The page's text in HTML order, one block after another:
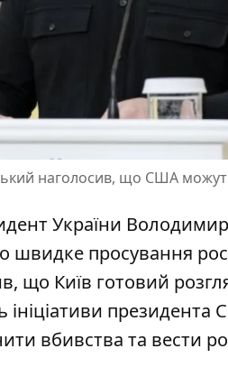
наголосив, що США
України
швидке просування
що Київ готовий
ініціативи
вбивства та вести